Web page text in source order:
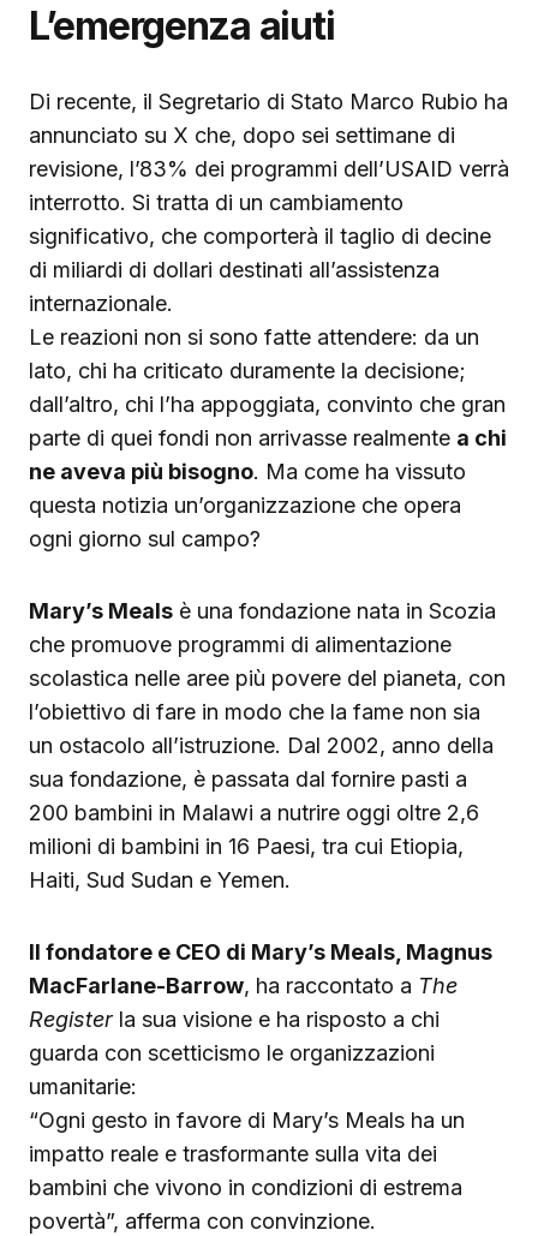
L’emergenza aiuti
Di recente, il Segretario di Stato Marco Rubio ha
annunciato su X che, dopo sei settimane di
revisione, l’83% dei programmi dell’USAID verrà
interrotto. Si tratta di un cambiamento
significativo, che comporterà il taglio di decine
di miliardi di dollari destinati all’assistenza
internazionale.
Le reazioni non si sono fatte attendere: da un
lato, chi ha criticato duramente la decisione;
dall’altro, chi l’ha appoggiata, convinto che gran
parte di quei fondi non arrivasse realmente a chi
ne aveva più bisogno. Ma come ha vissuto
questa notizia un’organizzazione che opera
ogni giorno sul campo?
Mary’s Meals è una fondazione nata in Scozia
che promuove programmi di alimentazione
scolastica nelle aree più povere del pianeta, con
l’obiettivo di fare in modo che la fame non sia
un ostacolo all’istruzione. Dal 2002, anno della
sua fondazione, è passata dal fornire pasti a
200 bambini in Malawi a nutrire oggi oltre 2,6
milioni di bambini in 16 Paesi, tra cui Etiopia,
Haiti, Sud Sudan e Yemen.
Il fondatore e CEO di Mary’s Meals, Magnus
MacFarlane-Barrow, ha raccontato a The
Registerla sua visione e ha risposto a chi
guarda con scetticismo le organizzazioni
umanitarie:
“Ogni gesto in favore di Mary’s Meals ha un
impatto reale e trasformante sulla vita dei
bambini che vivono in condizioni di estrema
povertà”, afferma con convinzione.